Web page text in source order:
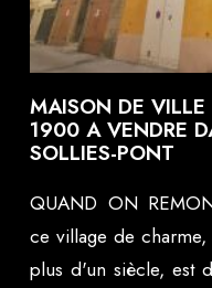
MAISON DE VILLE
1900 A VENDRE
SOLLIES-PONT
QUAND ON
ce village de
plus d'un siècle, est